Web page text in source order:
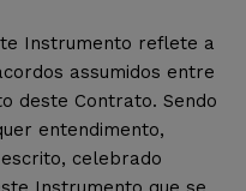
Instrumento reflete a
assumidos entre
deste Contrato. Sendo
entendimento,
celebrado